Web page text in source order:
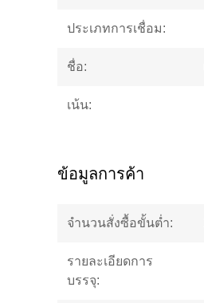
ประเภทการเชื่อม:
ชื่อ:
เน้น:
ข้อมูลการค้า
จำนวนสั่งซื้อขั้นต่ำ:
รายละเอียดการ
บรรจุ: